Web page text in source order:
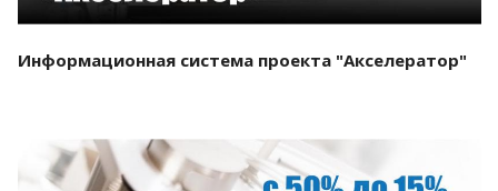
Информационная система проекта "Акселератор"